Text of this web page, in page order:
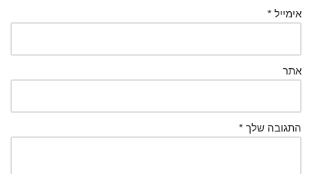
אימייל *
אתר
התגובה שלך *